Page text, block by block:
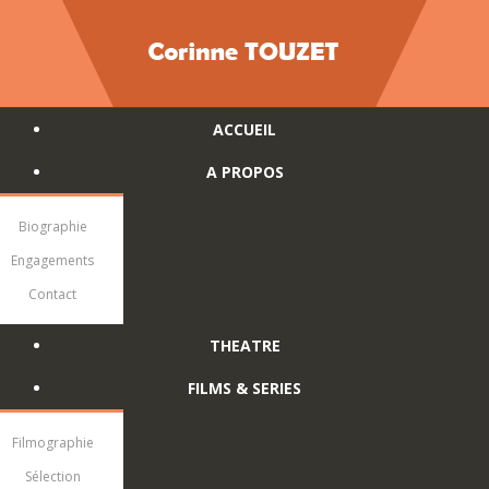
ACCUEIL
A PROPOS
Biographie
Engagements
Contact
THEATRE
FILMS & SERIES
Filmographie
Sélection